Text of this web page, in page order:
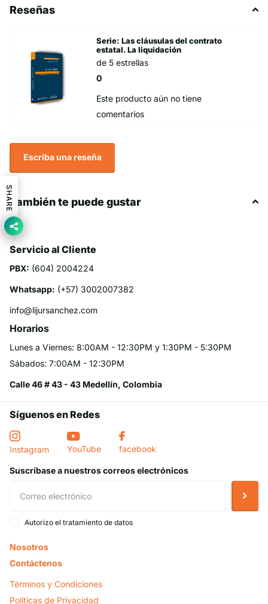
Reseñas
Serie: Las cláusulas del contrato
estatal. La liquidación
0
de 5 estrellas
Este producto aún no tiene
comentarios
Escriba una reseña
También te puede gustar
Servicio al Cliente
PBX: (604) 2004224
Whatsapp: (+57) 3002007382
info@lijursanchez.com
Horarios
Lunes a Viernes: 8:00AM - 12:30PM y 1:30PM - 5:30PM
Sábados: 7:00AM - 12:30PM
Calle 46 # 43 - 43 Medellín, Colombia
Síguenos en Redes
Instagram YouTube facebook
Suscríbase a nuestros correos electrónicos
Autorizo el tratamiento de datos
Nosotros
Contáctenos
Términos y Condiciones
Políticas de Privacidad
SHARE